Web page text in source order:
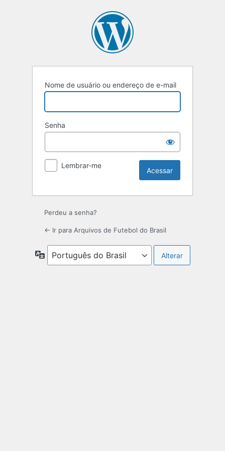
Nome de usuário ou endereço de e-mail
Senha
Lembrar-me
Perdeu a senha?
← Ir para Arquivos de Futebol do Brasil
Idioma